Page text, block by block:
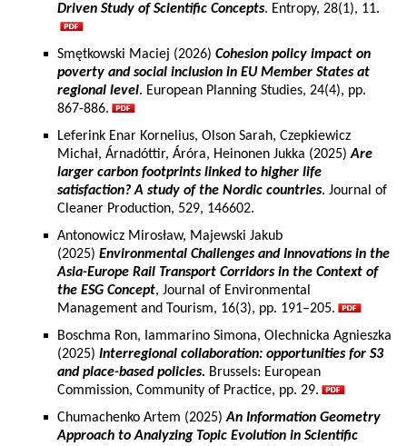
Driven Study of Scientific Concepts. Entropy, 28(1), 11.
Smętkowski Maciej (2026) Cohesion policy impact on
poverty and social inclusion in EU Member States at
regional level. European Planning Studies, 24(4), pp.
867-886.
Leferink Enar Kornelius, Olson Sarah, Czepkiewicz
Michał, Árnadóttir, Áróra, Heinonen Jukka (2025)Are
larger carbon footprints linked to higher life
satisfaction? A study of the Nordic countries. Journal of
Cleaner Production, 529, 146602.
Antonowicz Mirosław, Majewski Jakub
(2025) Environmental Challenges and Innovations in the
Asia-Europe Rail Transport Corridors in the Context of
the ESG Concept, Journal of Environmental
Management and Tourism, 16(3), pp. 191–205.
Boschma Ron, Iammarino Simona, Olechnicka Agnieszka
(2025) Interregional collaboration: opportunities for S3
and place-based policies. Brussels: European
Commission, Community of Practice, pp. 29.
Chumachenko Artem (2025)An Information Geometry
Approach to Analyzing Topic Evolution in Scientific